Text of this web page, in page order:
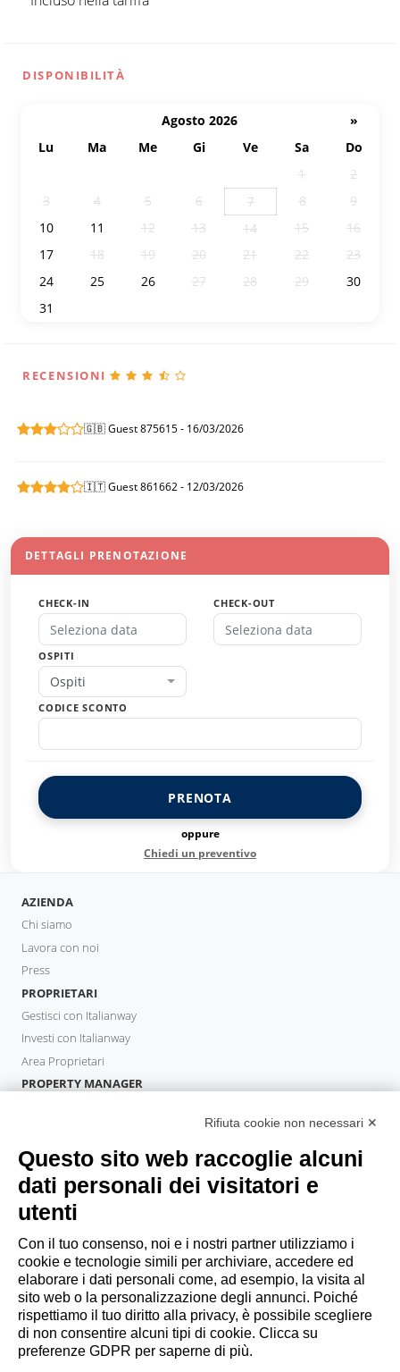
DISPONIBILITÀ
Agosto 2026
»
Lu
Ma Me Gi Ve Sa
Do
1
2
3
4 5 6 7 8
9
10
11 12 13 14 15
16
17
18 19 20 21 22
23
24
25 26 27 28 29
30
31
RECENSIONI
🇬🇧 Guest 875615 - 16/03/2026
🇮🇹 Guest 861662 - 12/03/2026
DETTAGLI PRENOTAZIONE
CHECK-IN CHECK-OUT
OSPITI
Ospiti
CODICE SCONTO
PRENOTA
oppure
Chiedi un preventivo
AZIENDA
Chi siamo
Lavora con noi
Press
PROPRIETARI
Gestisci con Italianway
Investi con Italianway
Area Proprietari
PROPERTY MANAGER
OSPITI
Prenota un soggiorno
Soggiorni lunghi
Esperienze per gli ospiti
Sconti per gli ospiti
Convenzioni per Aziende
booking@italianway.house
+390286882952
Rifiuta cookie non necessari ✕
Questo sito web raccoglie alcuni
dati personali dei visitatori e
utenti
Con il tuo consenso, noi e i nostri partner utilizziamo i
cookie e tecnologie simili per archiviare, accedere ed
elaborare i dati personali come, ad esempio, la visita al
sito web o la personalizzazione degli annunci. Poiché
rispettiamo il tuo diritto alla privacy, è possibile scegliere
di non consentire alcuni tipi di cookie. Clicca su
preferenze GDPR per saperne di più.